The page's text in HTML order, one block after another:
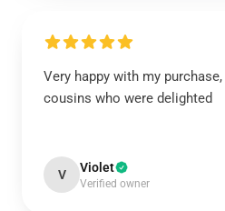
Very happy with my
cousins who were delighted
V Violet
Verified owner